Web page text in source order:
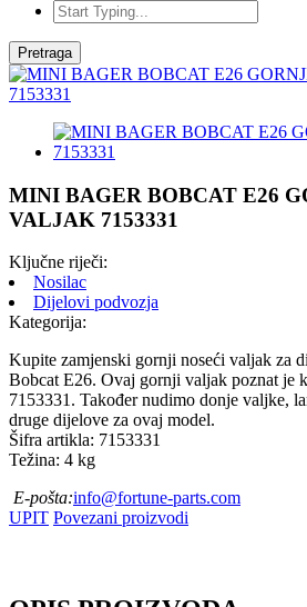
Pretraga
MINI BAGER BOBCAT E26
VALJAK 7153331
Ključne riječi:
Nosilac
Dijelovi podvozja
Kategorija:
Kupite zamjenski gornji noseći valjak za
Bobcat E26. Ovaj gornji valjak poznat je
7153331. Također nudimo donje valjke,
druge dijelove za ovaj model.
Šifra artikla: 7153331
Težina: 4 kg
E-pošta:info@fortune-parts.com
UPIT Povezani proizvodi